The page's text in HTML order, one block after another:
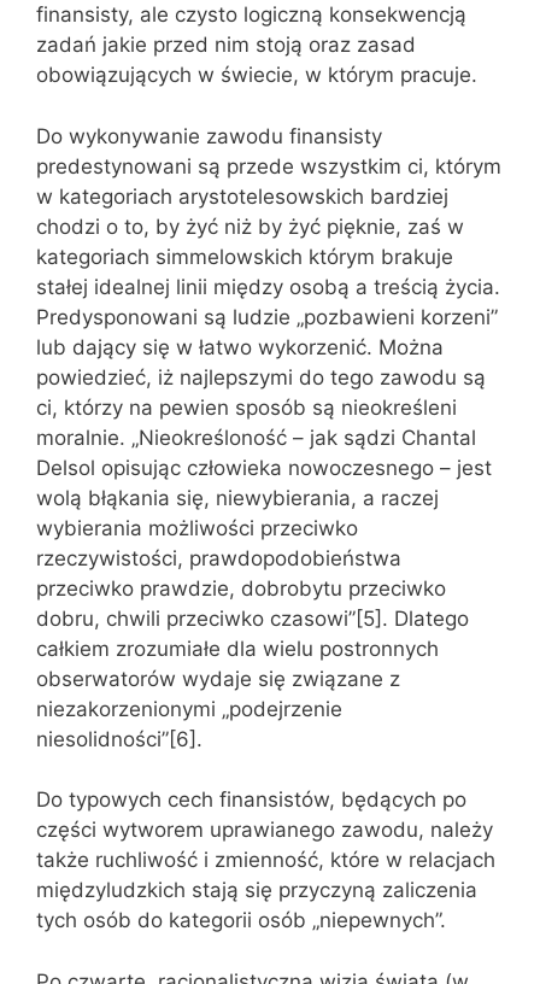
finansisty, ale czysto logiczną konsekwencją
zadań jakie przed nim stoją oraz zasad
obowiązujących w świecie, w którym pracuje.
Do wykonywanie zawodu finansisty
predestynowani są przede wszystkim ci, którym
w kategoriach arystotelesowskich bardziej
chodzi o to, by żyć niż by żyć pięknie, zaś w
kategoriach simmelowskich którym brakuje
stałej idealnej linii między osobą a treścią życia.
Predysponowani są ludzie „pozbawieni korzeni”
lub dający się w łatwo wykorzenić. Można
powiedzieć, iż najlepszymi do tego zawodu są
ci, którzy na pewien sposób są nieokreśleni
moralnie. „Nieokreśloność – jak sądzi Chantal
Delsol opisując człowieka nowoczesnego – jest
wolą błąkania się, niewybierania, a raczej
wybierania możliwości przeciwko
rzeczywistości, prawdopodobieństwa
przeciwko prawdzie, dobrobytu przeciwko
dobru, chwili przeciwko czasowi”[5]. Dlatego
całkiem zrozumiałe dla wielu postronnych
obserwatorów wydaje się związane z
niezakorzenionymi „podejrzenie
niesolidności”[6].
Do typowych cech finansistów, będących po
części wytworem uprawianego zawodu, należy
także ruchliwość i zmienność, które w relacjach
międzyludzkich stają się przyczyną zaliczenia
tych osób do kategorii osób „niepewnych”.